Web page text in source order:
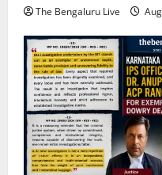
The Bengaluru Live